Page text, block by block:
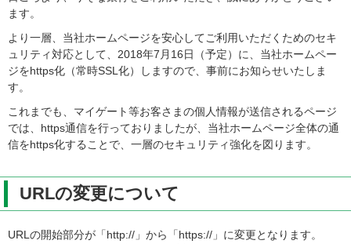
ます。
より一層、当社ホームページを安心してご利用いただくためのセキ
ュリティ対応として、2018年7月16日（予定）に、当社ホームペー
ジをhttps化（常時SSL化）しますので、事前にお知らせいたしま
す。
これまでも、マイゲート等お客さまの個人情報が送信されるページ
では、https通信を行っておりましたが、当社ホームページ全体の通
信をhttps化することで、一層のセキュリティ強化を図ります。
URLの変更について
URLの開始部分が「http://」から「https://」に変更となります。